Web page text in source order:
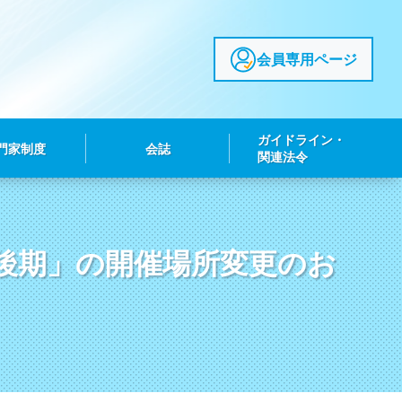
会員専用ページ
家制度 会誌
ガイドライン・
関連法令
期」の開催場所変更のお